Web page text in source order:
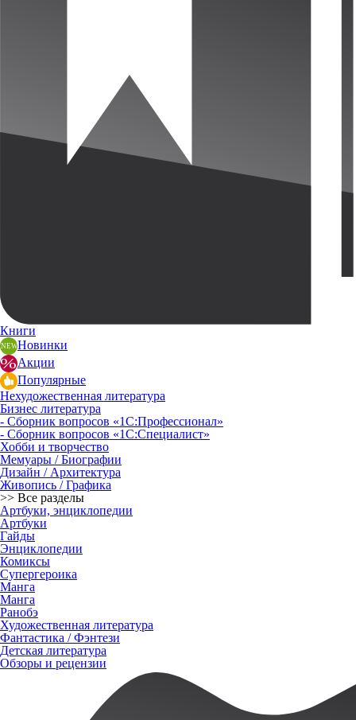
Книги
Новинки
Акции
Популярные
Нехудожественная литература
Бизнес литература
- Сборник вопросов «1С:Профессионал»
- Сборник вопросов «1С:Специалист»
Хобби и творчество
Мемуары / Биографии
Дизайн / Архитектура
Живопись / Графика
>> Все разделы
Артбуки, энциклопедии
Артбуки
Гайды
Энциклопедии
Комиксы
Супергероика
Манга
Манга
Ранобэ
Художественная литература
Фантастика / Фэнтези
Детская литература
Обзоры и рецензии